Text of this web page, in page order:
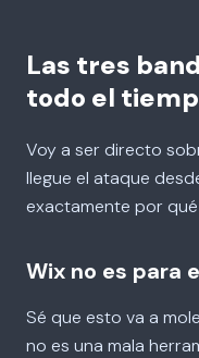
Las tres
todo el
Voy a ser directo
llegue el ataque
exactamente por
Wix no es para
Sé que esto va a
no es una mala